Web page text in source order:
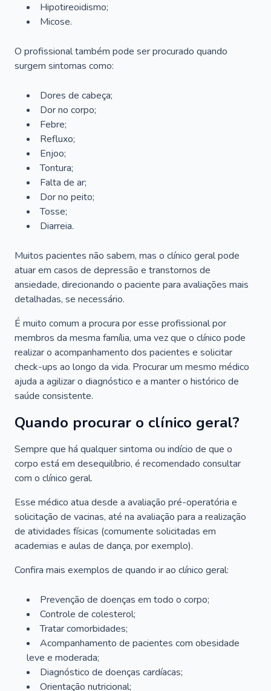
Hipotireoidismo;
Micose.
O profissional também pode ser procurado quando
surgem sintomas como:
Dores de cabeça;
Dor no corpo;
Febre;
Refluxo;
Enjoo;
Tontura;
Falta de ar;
Dor no peito;
Tosse;
Diarreia.
Muitos pacientes não sabem, mas o clínico geral pode
atuar em casos de depressão e transtornos de
ansiedade, direcionando o paciente para avaliações mais
detalhadas, se necessário.
É muito comum a procura por esse profissional por
membros da mesma família, uma vez que o clínico pode
realizar o acompanhamento dos pacientes e solicitar
check-ups ao longo da vida. Procurar um mesmo médico
ajuda a agilizar o diagnóstico e a manter o histórico de
saúde consistente.
Quando procurar o clínico geral?
Sempre que há qualquer sintoma ou indício de que o
corpo está em desequilíbrio, é recomendado consultar
com o clínico geral.
Esse médico atua desde a avaliação pré-operatória e
solicitação de vacinas, até na avaliação para a realização
de atividades físicas (comumente solicitadas em
academias e aulas de dança, por exemplo).
Confira mais exemplos de quando ir ao clínico geral:
Prevenção de doenças em todo o corpo;
Controle de colesterol;
Tratar comorbidades;
Acompanhamento de pacientes com obesidade
leve e moderada;
Diagnóstico de doenças cardíacas;
Orientação nutricional;